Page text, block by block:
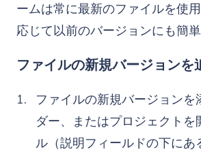
ームは常に最新のファイルを使
応じて以前のバージョンにも簡
ファイルの新規バージョンを
ファイルの新規バージョン
ダー、またはプロジェクト
ル（説明フィールドの下に